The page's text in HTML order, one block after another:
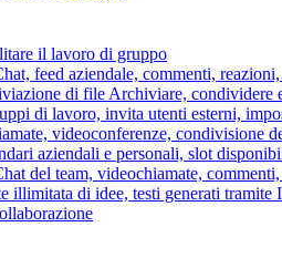
il lavoro di gruppo
feed aziendale, commenti,
di file Archiviare, condividere
di lavoro, invita utenti esterni,
videoconferenze, condivisione
aziendali e personali, slot
del team, videochiamate,
illimitata di idee, testi generati tramite